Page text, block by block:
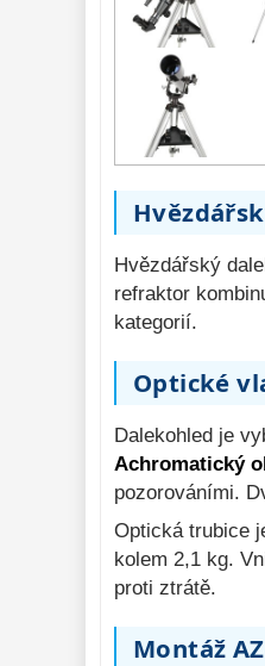
Montáže
Seřízení
Zrcátka a
AstroFoto
Pozorovací
Binokulární
dalekohledy
vidění
17
Příslušenství
mikroskopů
16
Meteostanice
Foto stativy 10
Bazar 11
Hvězdářský
refraktor
kategorií.
Optické
Dalekohled je
Achromatický
pozorováními.
Optická trubice
kolem 2,1 kg.
proti ztrátě.
Montáž